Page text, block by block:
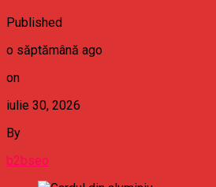
Published
o săptămână ago
on
iulie 30, 2026
By
b2bseo